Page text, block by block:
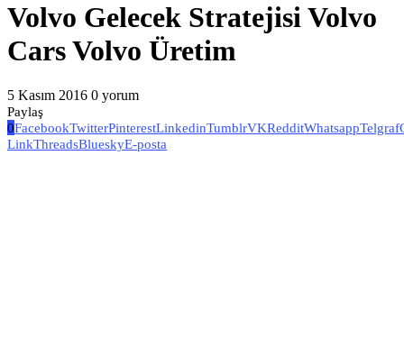
Volvo Gelecek Stratejisi Volvo
Cars Volvo Üretim
5 Kasım 2016 0 yorum
Paylaş
0FacebookTwitterPinterestLinkedinTumblrVKRedditWhatsappTelgraf
LinkThreadsBlueskyE-posta